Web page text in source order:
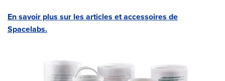
En savoir plus sur les articles et accessoires de
Spacelabs.